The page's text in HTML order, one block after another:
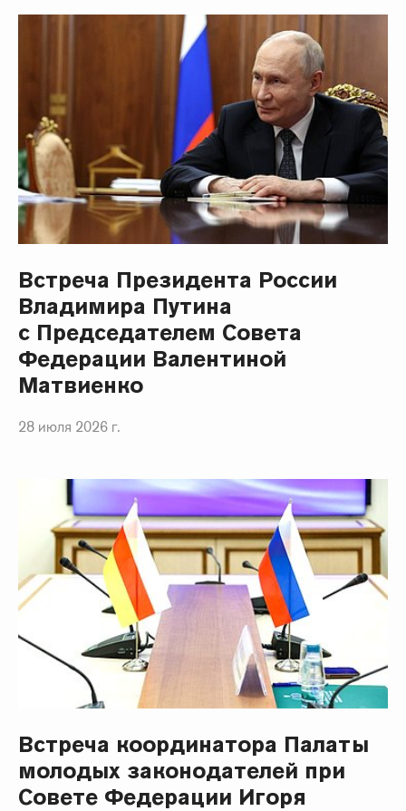
Встреча Президента России
Владимира Путина
с Председателем Совета
Федерации Валентиной
Матвиенко
28 июля 2026 г.
Встреча координатора Палаты
молодых законодателей при
Совете Федерации Игоря